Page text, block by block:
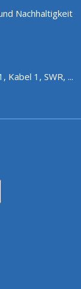
Nachhaltigkeit
Kabel 1, SWR, ...